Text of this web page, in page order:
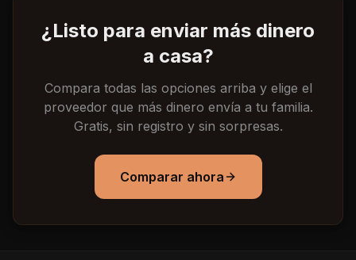
¿Listo para enviar más dinero
a casa?
Compara todas las opciones arriba y elige el
proveedor que más dinero envía a tu familia.
Gratis, sin registro y sin sorpresas.
Comparar ahora